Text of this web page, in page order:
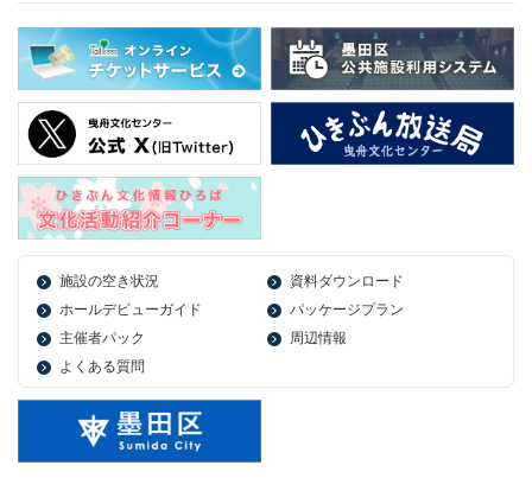
施設の空き状況
資料ダウンロード
ホールデビューガイド
パッケージプラン
主催者パック
周辺情報
よくある質問